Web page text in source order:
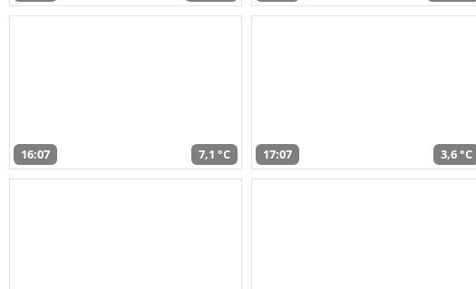
16:07 7,1 °C 17:07 3,6 °C